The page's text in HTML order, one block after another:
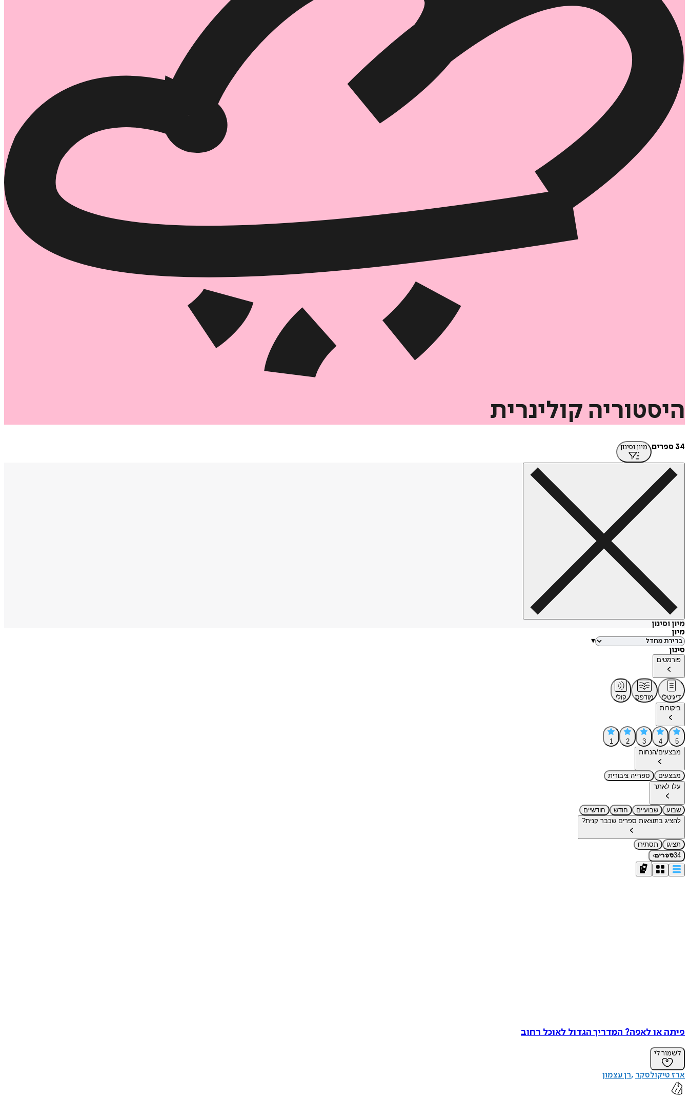
היסטוריה קולינרית
34 ספרים מיון וסינון
מיון וסינון
מיון
▾
סינון
פורמטים
דיגיטלי מודפס
קולי
ביקורות
5
4
3
2
1
מבצעים/הנחות
מבצעים
ספרייה ציבורית
עלו לאתר
שבוע שבועיים חודש
חודשיים
להציג בתוצאות ספרים שכבר קנית?
תציגו
תסתירו
34ספרים›
פיתה או לאפה? המדריך הגדול לאוכל רחוב
לשמור לי
ארז טיקולסקר רן עצמון